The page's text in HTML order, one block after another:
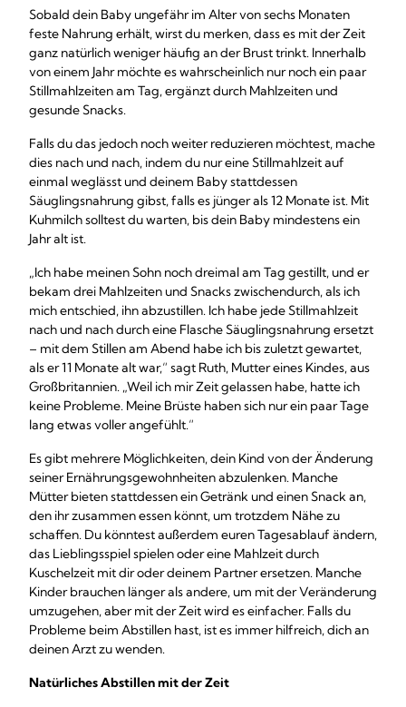
Sobald dein Baby ungefähr im Alter von sechs Monaten
feste Nahrung erhält, wirst du merken, dass es mit der Zeit
ganz natürlich weniger häufig an der Brust trinkt. Innerhalb
von einem Jahr möchte es wahrscheinlich nur noch ein paar
Stillmahlzeiten am Tag, ergänzt durch Mahlzeiten und
gesunde Snacks.
Falls du das jedoch noch weiter reduzieren möchtest, mache
dies nach und nach, indem du nur eine Stillmahlzeit auf
einmal weglässt und deinem Baby stattdessen
Säuglingsnahrung gibst, falls es jünger als 12 Monate ist. Mit
Kuhmilch solltest du warten, bis dein Baby mindestens ein
Jahr alt ist.
„Ich habe meinen Sohn noch dreimal am Tag gestillt, und er
bekam drei Mahlzeiten und Snacks zwischendurch, als ich
mich entschied, ihn abzustillen. Ich habe jede Stillmahlzeit
nach und nach durch eine Flasche Säuglingsnahrung ersetzt
– mit dem Stillen am Abend habe ich bis zuletzt gewartet,
als er 11 Monate alt war,“ sagt Ruth, Mutter eines Kindes, aus
Großbritannien. „Weil ich mir Zeit gelassen habe, hatte ich
keine Probleme. Meine Brüste haben sich nur ein paar Tage
lang etwas voller angefühlt.“
Es gibt mehrere Möglichkeiten, dein Kind von der Änderung
seiner Ernährungsgewohnheiten abzulenken. Manche
Mütter bieten stattdessen ein Getränk und einen Snack an,
den ihr zusammen essen könnt, um trotzdem Nähe zu
schaffen. Du könntest außerdem euren Tagesablauf ändern,
das Lieblingsspiel spielen oder eine Mahlzeit durch
Kuschelzeit mit dir oder deinem Partner ersetzen. Manche
Kinder brauchen länger als andere, um mit der Veränderung
umzugehen, aber mit der Zeit wird es einfacher. Falls du
Probleme beim Abstillen hast, ist es immer hilfreich, dich an
deinen Arzt zu wenden.
Natürliches Abstillen mit der Zeit